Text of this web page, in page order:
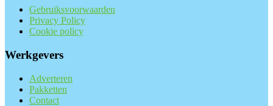
Gebruiksvoorwaarden
Privacy Policy
Cookie policy
Werkgevers
Adverteren
Pakketten
Contact